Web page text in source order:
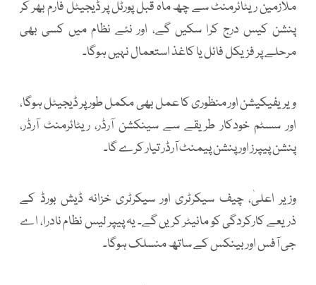
ملازمین ریٹائرمنٹ سے چھ ماہ قبل پورٹل پر ڈیجیٹل فارم بھر کر
پنشن کیس درج کرا سکیں گے، اور نئے نظام میں کسی بھی
مرحلے پر فزیکل فائل یا کاغذ استعمال نہیں ہوگا۔
ویریفیکیشن اور منظوری کا عمل بھی مکمل طور پر ڈیجیٹل ہوگا،
اور سسٹم خودکار طریقے سے سینکشن آرڈر، ریٹائرمنٹ آرڈر،
پنشن پیپرز اور پنشن پیمنٹ آرڈر تیار کرے گا۔
وزیر اعلیٰ، چیف سیکرٹری اور سیکرٹری خزانہ ڈیش بورڈ کے
ذریعے کارکردگی کو مانیٹر کریں گے۔ یہ پیپر لیس نظام نادرا، اے
جی آفس اور بینکس کے ساتھ منسلک ہوگا۔